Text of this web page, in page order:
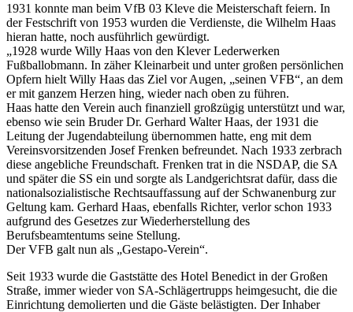
1931 konnte man beim VfB 03 Kleve die Meisterschaft feiern. In
der Festschrift von 1953 wurden die Verdienste, die Wilhelm Haas
hieran hatte, noch ausführlich gewürdigt.
„1928 wurde Willy Haas von den Klever Lederwerken
Fußballobmann. In zäher Kleinarbeit und unter großen persönlichen
Opfern hielt Willy Haas das Ziel vor Augen, „seinen VFB“, an dem
er mit ganzem Herzen hing, wieder nach oben zu führen.
Haas hatte den Verein auch finanziell großzügig unterstützt und war,
ebenso wie sein Bruder Dr. Gerhard Walter Haas, der 1931 die
Leitung der Jugendabteilung übernommen hatte, eng mit dem
Vereinsvorsitzenden Josef Frenken befreundet. Nach 1933 zerbrach
diese angebliche Freundschaft. Frenken trat in die NSDAP, die SA
und später die SS ein und sorgte als Landgerichtsrat dafür, dass die
nationalsozialistische Rechtsauffassung auf der Schwanenburg zur
Geltung kam. Gerhard Haas, ebenfalls Richter, verlor schon 1933
aufgrund des Gesetzes zur Wiederherstellung des
Berufsbeamtentums seine Stellung.
Der VFB galt nun als „Gestapo-Verein“.
Seit 1933 wurde die Gaststätte des Hotel Benedict in der Großen
Straße, immer wieder von SA-Schlägertrupps heimgesucht, die die
Einrichtung demolierten und die Gäste belästigten. Der Inhaber